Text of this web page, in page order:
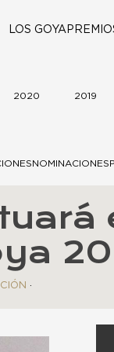
LOS GOYA
2020 2019
NOMINACIONES
·